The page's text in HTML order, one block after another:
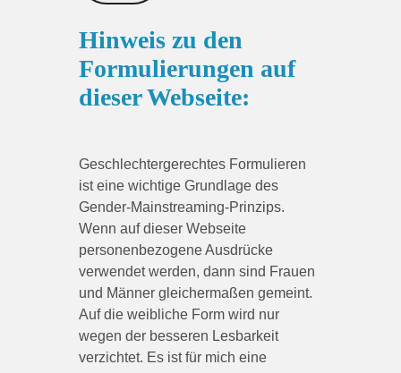
Hinweis zu den
Formulierungen auf
dieser Webseite:
Geschlechtergerechtes Formulieren
ist eine wichtige Grundlage des
Gender-Mainstreaming-Prinzips.
Wenn auf dieser Webseite
personenbezogene Ausdrücke
verwendet werden, dann sind Frauen
und Männer gleichermaßen gemeint.
Auf die weibliche Form wird nur
wegen der besseren Lesbarkeit
verzichtet. Es ist für mich eine